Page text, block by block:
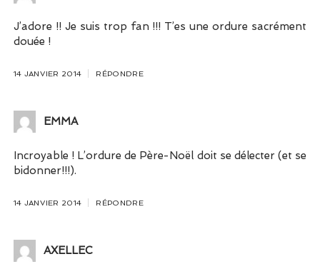
J’adore !! Je suis trop fan !!! T’es une ordure sacrément
douée !
14 JANVIER 2014 RÉPONDRE
EMMA
Incroyable ! L’ordure de Père-Noël doit se délecter (et se
bidonner!!!).
14 JANVIER 2014 RÉPONDRE
AXELLEC